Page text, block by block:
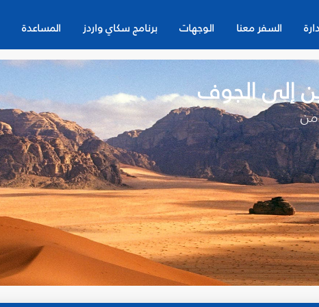
السفر معنا الوجهات برنامج سكاي واردز المساعدة
إلى الجوف
من